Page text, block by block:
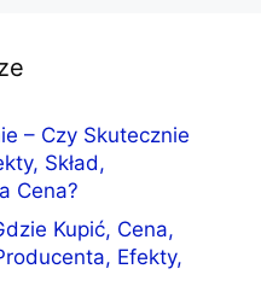
– Czy Skutecznie
Skład,
Cena?
Kupić, Cena,
Efekty,